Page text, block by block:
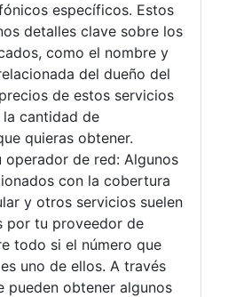
específicos. Estos
detalles clave sobre los
como el nombre y
del dueño del
de estos servicios
cantidad de
quieras obtener.
operador de red: Algunos
con la cobertura
y otros servicios suelen
por tu proveedor de
todo si el número que
uno de ellos. A través
pueden obtener algunos